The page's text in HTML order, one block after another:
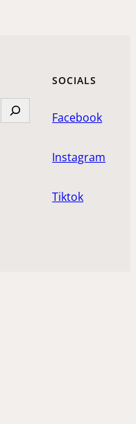
SOCIALS
Facebook
Instagram
Tiktok